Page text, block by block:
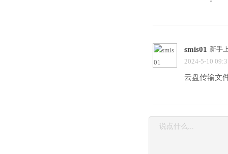
smis01 新手
2024-5-10
云盘传输文